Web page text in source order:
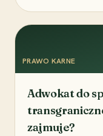
PRAWO KARNE
Adwokat do
zajmuje?